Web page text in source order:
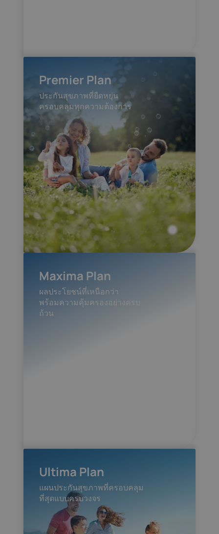
Premier Plan
ประกันสุขภาพที่ยืดหยุ่น
ครอบคลุมทุกความต้องการ
Maxima Plan
ผลประโยชน์ที่เหนือกว่า
พร้อมความคุ้มครองอย่างครบ
ถ้วน
Ultima Plan
แผนประกันสุขภาพที่ครอบคลุม
ที่สุดแบบครบวงจร